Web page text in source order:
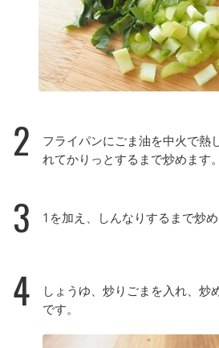
2
フライパンにごま油を中火で熱
れてかりっとするまで炒めます。
3 1を加え、しんなりするまで炒め
4
しょうゆ、炒りごまを入れ、炒
です。